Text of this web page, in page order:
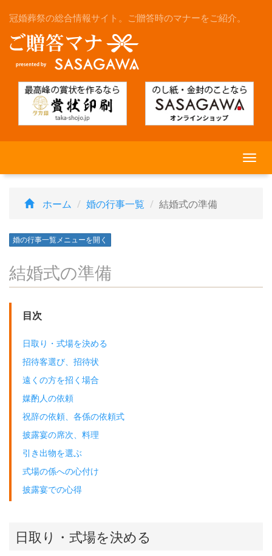
冠婚葬祭の総合情報サイト。ご贈答時のマナーをご紹介。
ホーム 婚の行事一覧 結婚式の準備
婚の行事一覧メニューを開く
結婚式の準備
目次
日取り・式場を決める
招待客選び、招待状
遠くの方を招く場合
媒酌人の依頼
祝辞の依頼、各係の依頼式
披露宴の席次、料理
引き出物を選ぶ
式場の係への心付け
披露宴での心得
日取り・式場を決める